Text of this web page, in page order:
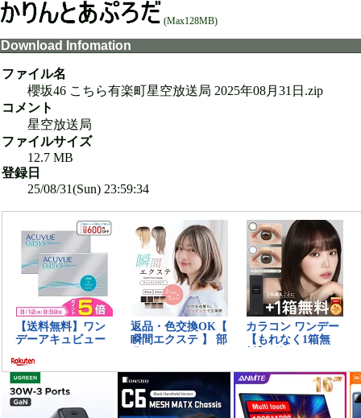
(Max128MB)
Download Infomation
ファイル名
櫻坂46 こちら有楽町星空放送局 2025年08月31日.zip
コメント
星空放送局
ファイルサイズ
12.7 MB
登録日
25/08/31(Sun) 23:59:34